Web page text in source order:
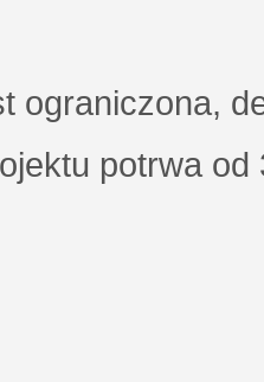
ograniczona,
potrwa